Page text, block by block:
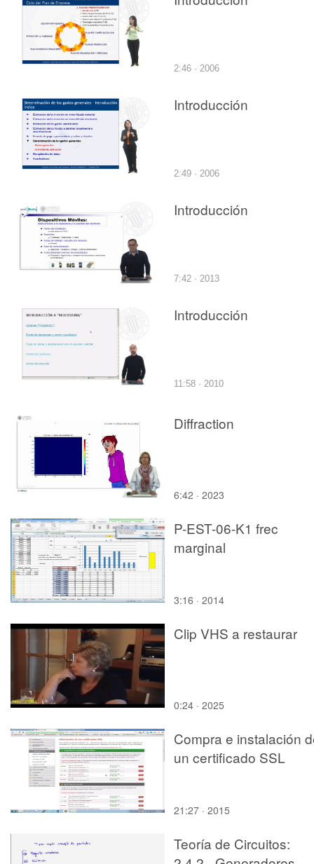
2:46 · 2006
Introducción
2:49 · 2006
Introducción
7:42 · 2013
Introducción
11:58 · 2010
Diffraction
6:42 · 2023
P-EST-06-K1 frec
marginal
3:16 · 2014
Clip VHS a restaurar
0:24 · 2025
Compra e instalación
un certificado SSL
21:27 · 2015
Teoría de Circuitos: